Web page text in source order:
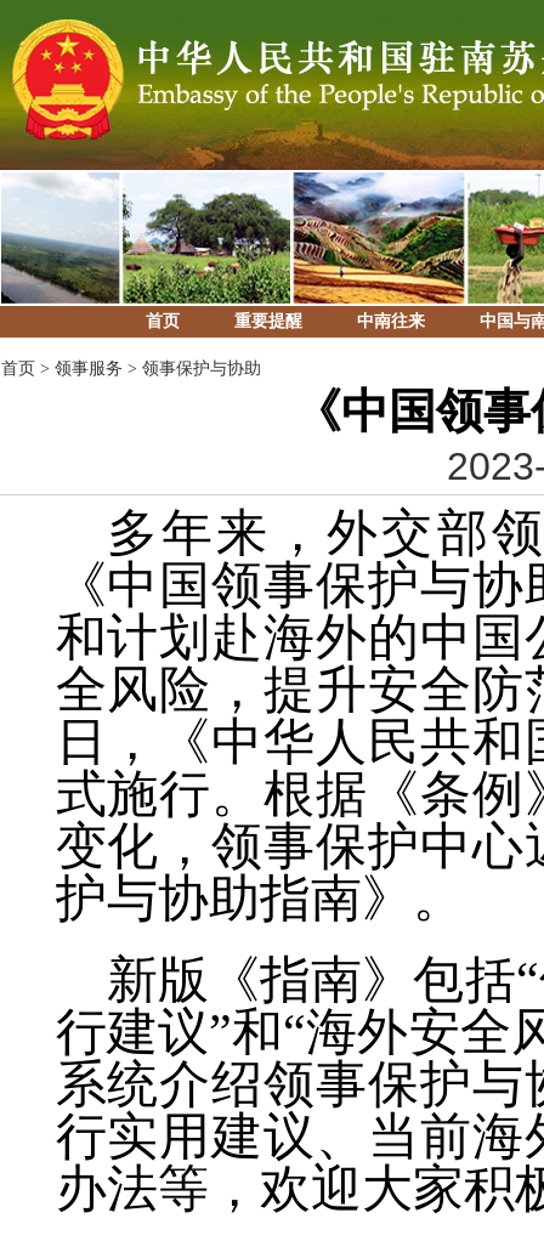
首页 重要提醒 中南往来 中国与
首页 > 领事服务 > 领事保护与协助
《中国领
多年来，外交部
《中国领事保护与
和计划赴海外的中
全风险，提升安全防
日，《中华人民共
式施行。根据《条
变化，领事保护中
护与协助指南》。
新版《指南》包括
行建议”和“海外安全
系统介绍领事保护
行实用建议、当前
办法等，欢迎大家积